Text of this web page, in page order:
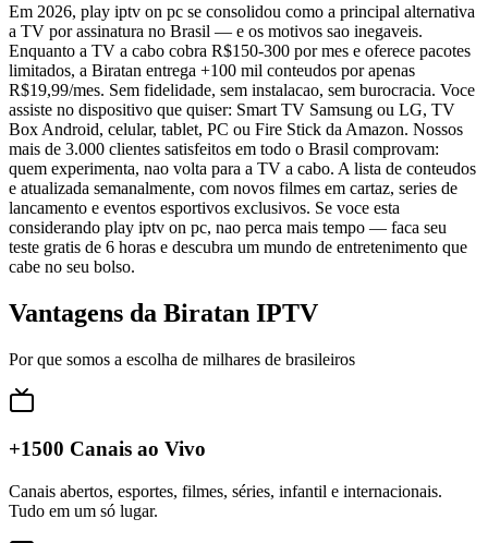
Em 2026, play iptv on pc se consolidou como a principal alternativa
a TV por assinatura no Brasil — e os motivos sao inegaveis.
Enquanto a TV a cabo cobra R$150-300 por mes e oferece pacotes
limitados, a Biratan entrega +100 mil conteudos por apenas
R$19,99/mes. Sem fidelidade, sem instalacao, sem burocracia. Voce
assiste no dispositivo que quiser: Smart TV Samsung ou LG, TV
Box Android, celular, tablet, PC ou Fire Stick da Amazon. Nossos
mais de 3.000 clientes satisfeitos em todo o Brasil comprovam:
quem experimenta, nao volta para a TV a cabo. A lista de conteudos
e atualizada semanalmente, com novos filmes em cartaz, series de
lancamento e eventos esportivos exclusivos. Se voce esta
considerando play iptv on pc, nao perca mais tempo — faca seu
teste gratis de 6 horas e descubra um mundo de entretenimento que
cabe no seu bolso.
Vantagens da Biratan IPTV
Por que somos a escolha de milhares de brasileiros
+1500 Canais ao Vivo
Canais abertos, esportes, filmes, séries, infantil e internacionais.
Tudo em um só lugar.